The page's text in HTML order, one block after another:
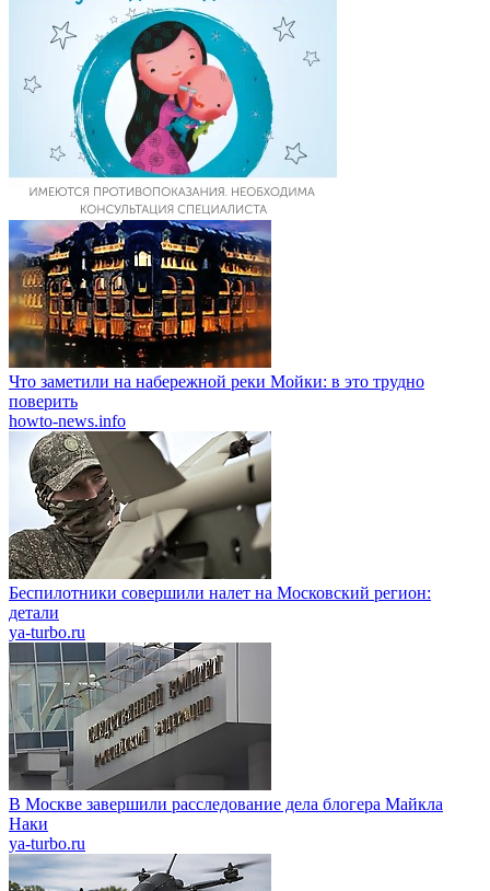
Что заметили на набережной реки Мойки: в это трудно
поверить
howto-news.info
Беспилотники совершили налет на Московский регион:
детали
ya-turbo.ru
В Москве завершили расследование дела блогера Майкла
Наки
ya-turbo.ru